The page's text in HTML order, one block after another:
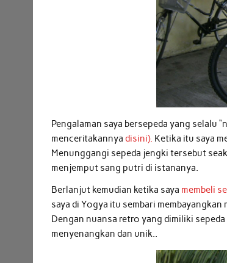
Pengalaman saya bersepeda yang selalu
menceritakannya disini). Ketika itu saya
Menunggangi sepeda jengki tersebut
menjemput sang putri di istananya.
Berlanjut kemudian ketika saya membeli
saya di Yogya itu sembari
Dengan nuansa retro yang dimiliki
menyenangkan dan unik..